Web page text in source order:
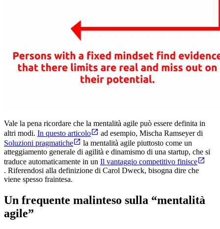
Vale la pena ricordare che la mentalità agile può essere definita in
altri modi. In questo articolo
ad esempio, Mischa Ramseyer di
Soluzioni pragmatiche
la mentalità agile piuttosto come un
atteggiamento generale di agilità e dinamismo di una startup, che si
traduce automaticamente in un Il vantaggio competitivo finisce
. Riferendosi alla definizione di Carol Dweck, bisogna dire che
viene spesso fraintesa.
Un frequente malinteso sulla “mentalità
agile”